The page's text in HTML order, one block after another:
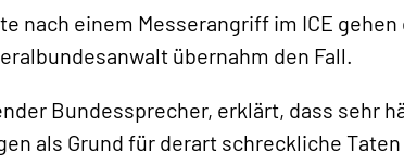
nach einem Messerangriff im ICE
übernahm den Fall.
Bundessprecher, erklärt, dass sehr
als Grund für derart schreckliche